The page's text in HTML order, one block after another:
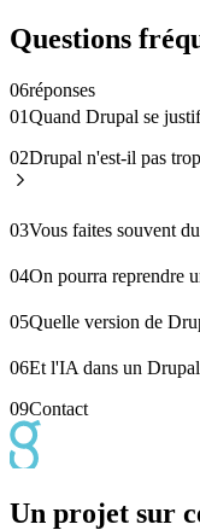
Questions
06réponses
01Quand Drupal se
02Drupal n'est-il pas
03Vous faites souvent
04On pourra reprendre
05Quelle version de
06Et l'IA dans un
09Contact
Un projet sur